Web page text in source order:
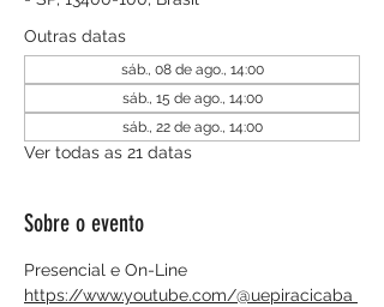
Outras datas
sáb., 08 de ago., 14:00
sáb., 15 de ago., 14:00
sáb., 22 de ago., 14:00
Ver todas as 21 datas
Sobre o evento
Presencial e On-Line
https://www.youtube.com/@uepiracicaba